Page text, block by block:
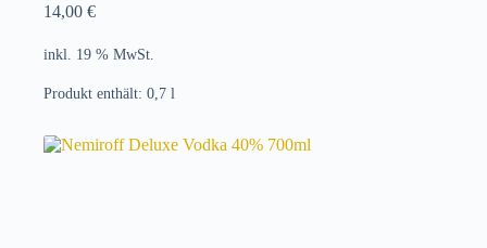
14,00 €
inkl. 19 % MwSt.
Produkt enthält: 0,7 l